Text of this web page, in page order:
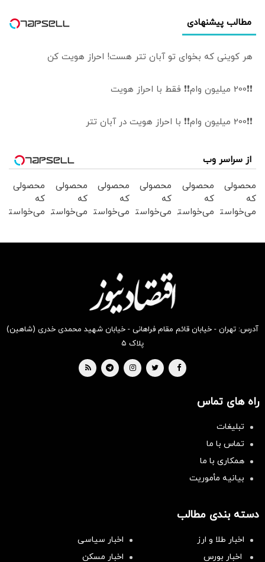
مطالب پیشنهادی
هر کوینی که بخوای تو آبان تتر هست! احراز هویت کن
❗❗200 میلیون وام❗❗ فقط با احراز هویت
❗❗200 میلیون وام❗❗ با احراز هویت در آبان تتر
از سراسر وب
محصولی
که
می‌خواستی
محصولی
که
می‌خواستی
محصولی
که
می‌خواستی
بخر !
محصولی
که
می‌خواستی
بخر !
محصولی
که
می‌خواستی
محصولی
که
می‌خواستی
آدرس: تهران - خیابان قائم مقام فراهانی - خیابان شهید محمدی خدری (شاهین)
پلاک ۵
راه های تماس
تبلیغات
تماس با ما
همکاری با ما
بیانیه مأموریت
دسته بندی مطالب
اخبار طلا و ارز
اخبار سیاسی
اخبار بورس
اخبار مسکن